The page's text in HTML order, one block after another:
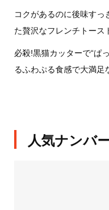
コクがあるのに後味すっ
た贅沢なフレンチトース
必殺!黒猫カッターで“ぱ
るふわぷる食感で大満足
人気ナンバ